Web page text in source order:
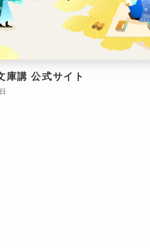
庫講 公式サイト